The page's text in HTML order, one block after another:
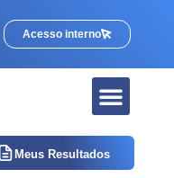
Acesso interno
Meus Resultados